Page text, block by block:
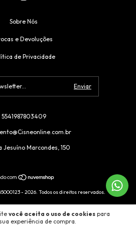
você aceita o uso de cookies para
experiência de compra.
Sobre Nós
e Devoluções
de Privacidade
5541987803409
Jesuíno Marcondes, 150
- 2026. Todos os direitos reservados.